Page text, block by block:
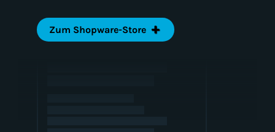
Zum Shopware-Store